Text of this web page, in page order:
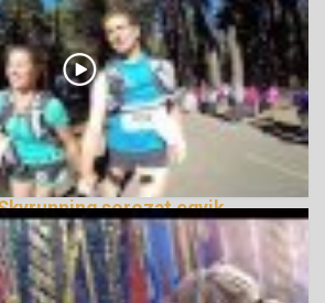
sorozat egyik